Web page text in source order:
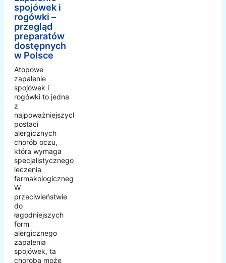
spojówek i
rogówki –
przegląd
preparatów
dostępnych
w Polsce
Atopowe
zapalenie
spojówek i
rogówki to jedna
z
najpoważniejszych
postaci
alergicznych
chorób oczu,
która wymaga
specjalistycznego
leczenia
farmakologicznego.
W
przeciwieństwie
do
łagodniejszych
form
alergicznego
zapalenia
spojówek, ta
choroba może